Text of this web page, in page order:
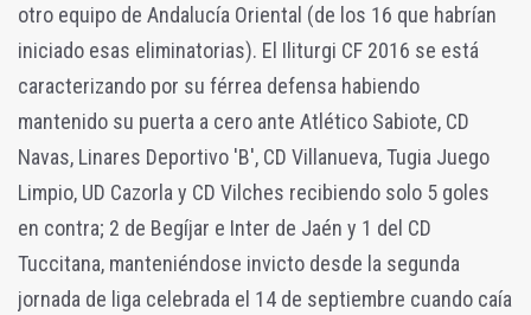
otro equipo de Andalucía Oriental (de los 16 que habrían
iniciado esas eliminatorias). El Iliturgi CF 2016 se está
caracterizando por su férrea defensa habiendo
mantenido su puerta a cero ante Atlético Sabiote, CD
Navas, Linares Deportivo 'B', CD Villanueva, Tugia Juego
Limpio, UD Cazorla y CD Vilches recibiendo solo 5 goles
en contra; 2 de Begíjar e Inter de Jaén y 1 del CD
Tuccitana, manteniéndose invicto desde la segunda
jornada de liga celebrada el 14 de septiembre cuando caía